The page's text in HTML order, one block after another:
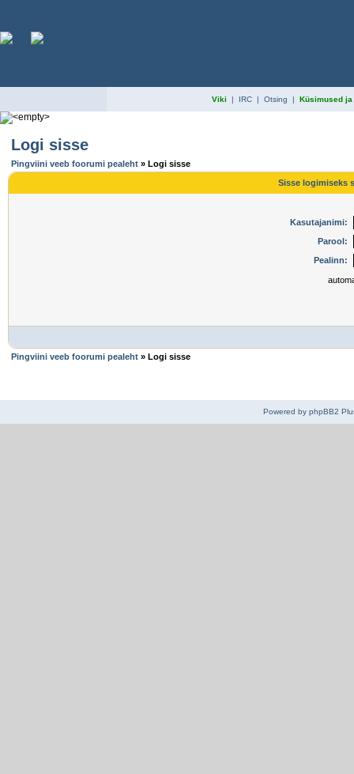
Viki | IRC| Otsing | Küsimused
Logi sisse
Pingviini veeb foorumi pealeht » Logi sisse
Sisse logimiseks
Kasutajanimi:
Parool:
Pealinn:
Pingviini veeb foorumi pealeht » Logi sisse
Powered by phpBB2